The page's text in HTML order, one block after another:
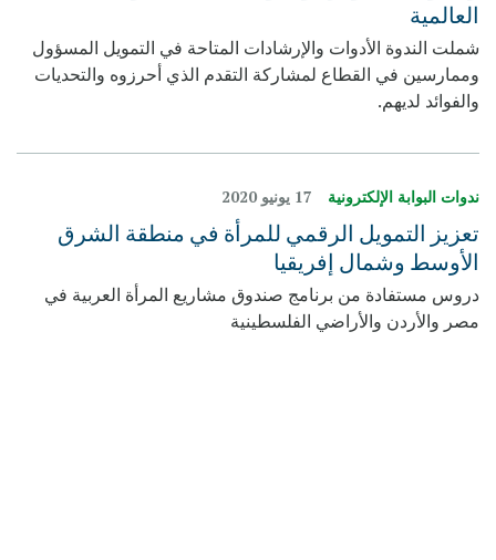
العالمية
شملت الندوة الأدوات والإرشادات المتاحة في التمويل المسؤول
وممارسين في القطاع لمشاركة التقدم الذي أحرزوه والتحديات
والفوائد لديهم.
ندوات البوابة الإلكترونية 17 يونيو 2020
تعزيز التمويل الرقمي للمرأة في منطقة الشرق
الأوسط وشمال إفريقيا
دروس مستفادة من برنامج صندوق مشاريع المرأة العربية في
مصر والأردن والأراضي الفلسطينية